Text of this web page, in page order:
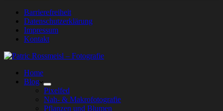
Barrierefreiheit
Datenschutzerklärung
Impressum
Kontakt
Home
Blog
Pixelfed
Nah- & Makrofotografie
Pflanzen und Blumen